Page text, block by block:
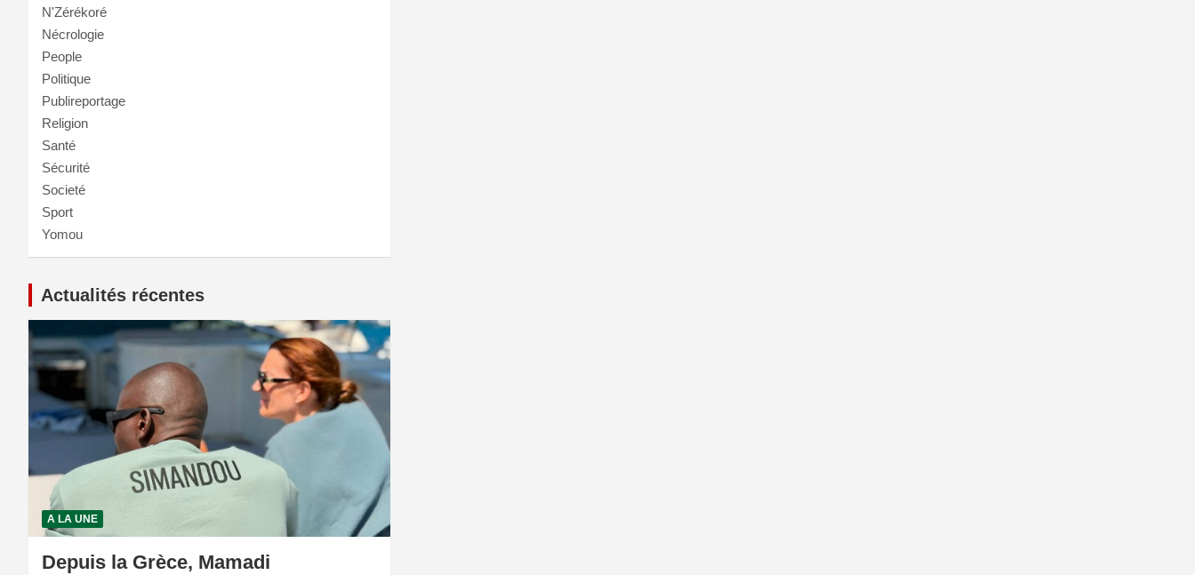
N'Zérékoré
Nécrologie
People
Politique
Publireportage
Religion
Santé
Sécurité
Societé
Sport
Yomou
Actualités récentes
A LA UNE
Depuis la Grèce, Mamadi